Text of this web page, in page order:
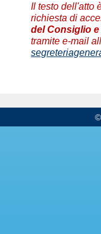
Il testo dell'atto
richiesta di
del Consiglio
tramite e-mail